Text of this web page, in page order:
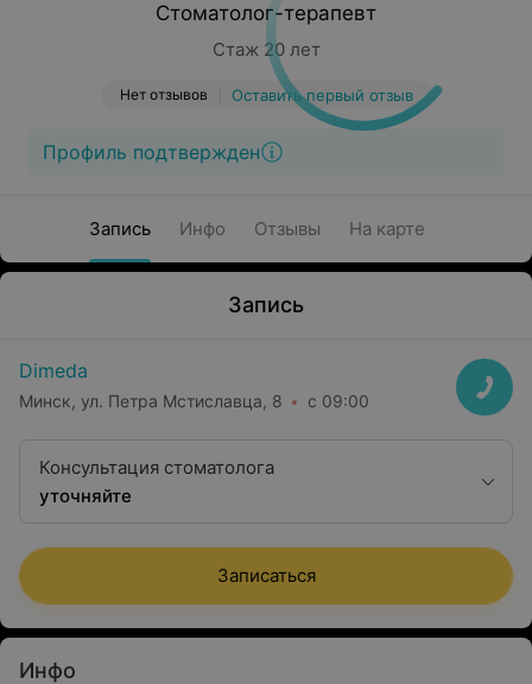
Стоматолог-терапевт
Стаж 20 лет
Нет отзывов Оставить первый отзыв
Профиль подтвержден
Запись Инфо Отзывы На карте
Запись
Dimeda
Минск, ул. Петра Мстиславца, 8 с 09:00
Консультация стоматолога
уточняйте
Записаться
Инфо